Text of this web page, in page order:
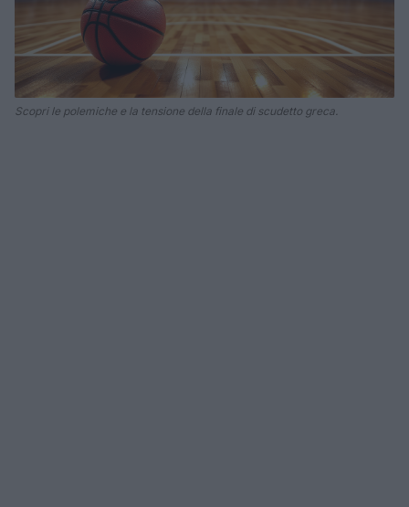
Scopri le polemiche e la tensione della finale di scudetto greca.